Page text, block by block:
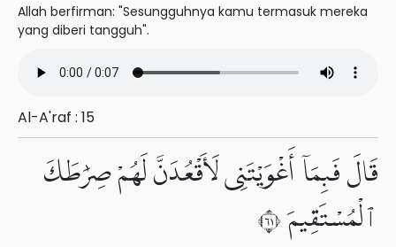
Allah berfirman: "Sesungguhnya kamu termasuk mereka
yang diberi tangguh".
Al-A'raf : 15
قَالَ فَبِمَآ أَغْوَيْتَنِى لَأَقْعُدَنَّ لَهُمْ صِرَٰطَكَ
ٱلْمُسْتَقِيمَ ١٦